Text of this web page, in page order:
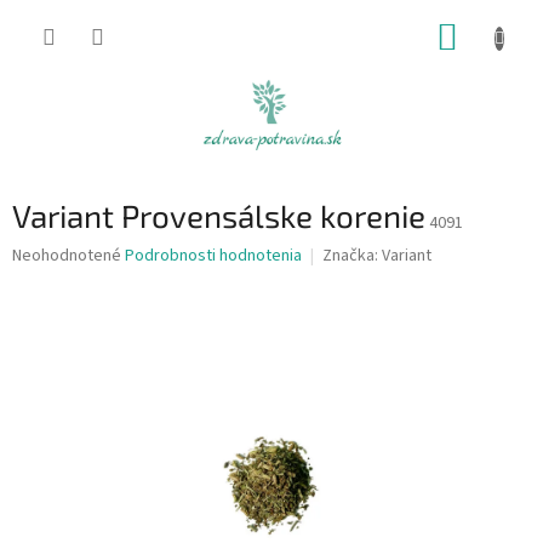
Variant Provensálske korenie 4091
Priemerné
Neohodnotené Podrobnosti hodnotenia Značka: Variant